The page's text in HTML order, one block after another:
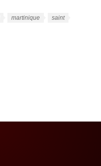
martinique
saint